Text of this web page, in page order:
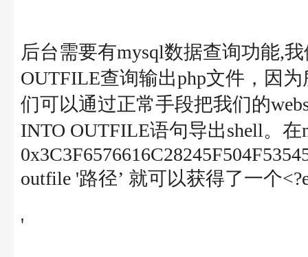
后台需要有mysql数据查询功能,
OUTFILE查询输出php文件，因
们可以通过正常手段把我们的
INTO OUTFILE语句导出shell。在
outfile '路径’ 就可以获得了一个
'